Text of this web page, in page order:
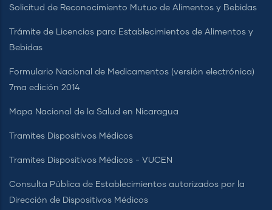
Solicitud de Reconocimiento Mutuo de Alimentos y Bebidas
Trámite de Licencias para Establecimientos de Alimentos y
Bebidas
Formulario Nacional de Medicamentos (versión electrónica)
7ma edición 2014
Mapa Nacional de la Salud en Nicaragua
Tramites Dispositivos Médicos
Tramites Dispositivos Médicos - VUCEN
Consulta Pública de Establecimientos autorizados por la
Dirección de Dispositivos Médicos